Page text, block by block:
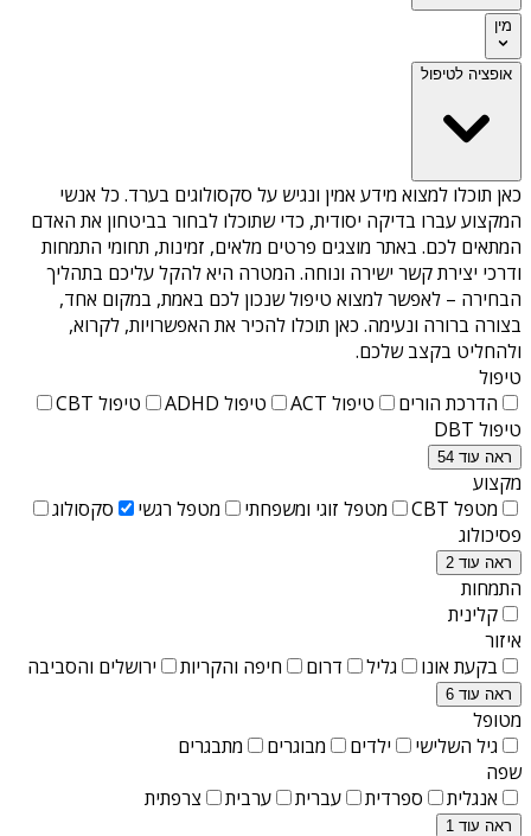
מין
אופציה לטיפול
כאן תוכלו למצוא מידע אמין ונגיש על סקסולוגים בערד. כל אנשי
המקצוע עברו בדיקה יסודית, כדי שתוכלו לבחור בביטחון את האדם
המתאים לכם. באתר מוצגים פרטים מלאים, זמינות, תחומי התמחות
ודרכי יצירת קשר ישירה ונוחה. המטרה היא להקל עליכם בתהליך
הבחירה – לאפשר למצוא טיפול שנכון לכם באמת, במקום אחד,
בצורה ברורה ונעימה. כאן תוכלו להכיר את האפשרויות, לקרוא,
ולהחליט בקצב שלכם.
טיפול
הדרכת הורים
טיפול ACT טיפול ADHD
טיפול CBT
טיפול DBT
ראה עוד 54
מקצוע
מטפל CBT
מטפל זוגי ומשפחתי מטפל רגשי
סקסולוג
פסיכולוג
ראה עוד 2
התמחות
קלינית
איזור
בקעת אונו
גליל דרום חיפה והקריות ירושלים והסביבה
ראה עוד 6
מטופל
גיל השלישי
ילדים מבוגרים
מתבגרים
שפה
אנגלית
ספרדית עברית ערבית צרפתית
ראה עוד 1